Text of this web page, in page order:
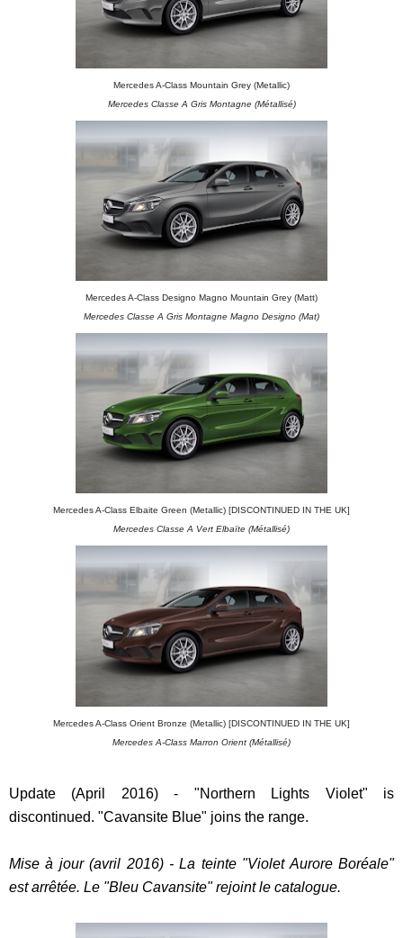
Mercedes A-Class Mountain Grey (Metallic)
Mercedes Classe A Gris Montagne (Métallisé)
Mercedes A-Class Designo Magno Mountain Grey (Matt)
Mercedes Classe A Gris Montagne Magno Designo (Mat)
Mercedes A-Class Elbaite Green (Metallic) [DISCONTINUED IN THE UK]
Mercedes Classe A Vert Elbaïte (Métallisé)
Mercedes A-Class Orient Bronze (Metallic) [DISCONTINUED IN THE UK]
Mercedes A-Class Marron Orient (Métallisé)
Update (April 2016) - "Northern Lights Violet" is
discontinued. "Cavansite Blue" joins the range.
Mise à jour (avril 2016) - La teinte "Violet Aurore Boréale"
est arrêtée. Le "Bleu Cavansite" rejoint le catalogue.